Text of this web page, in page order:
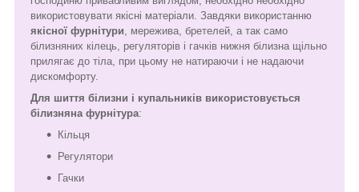
використовувати якісні матеріали. Завдяки використанню
якісної фурнітури , мережива, бретелей, а так само
білизняних кілець, регуляторів і гачків нижня білизна щільно
прилягає до тіла, при цьому не натираючи і не надаючи
дискомфорту.
Для шиття білизни і купальників використовується
білизняна фурнітура:
Кільця
Регулятори
Гачки